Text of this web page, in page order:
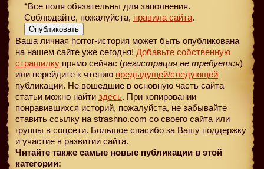
*Все поля обязательны для заполнения.
Соблюдайте, пожалуйста, правила сайта.
Опубликовать
Ваша личная horror-история может быть опубликована
на нашем сайте уже сегодня! Добавьте собственную
страшилку прямо сейчас (регистрация не требуется)
или перейдите к чтению предыдущей/следующей
публикации. Не вошедшие в основную часть сайта
статьи можно найти здесь. При копировании
понравившихся историй, пожалуйста, не забывайте
ставить ссылку на strashno.com со своего сайта или
группы в соцсети. Большое спасибо за Вашу поддержку
и участие в развитии сайта.
Читайте также самые новые публикации в этой
категории: